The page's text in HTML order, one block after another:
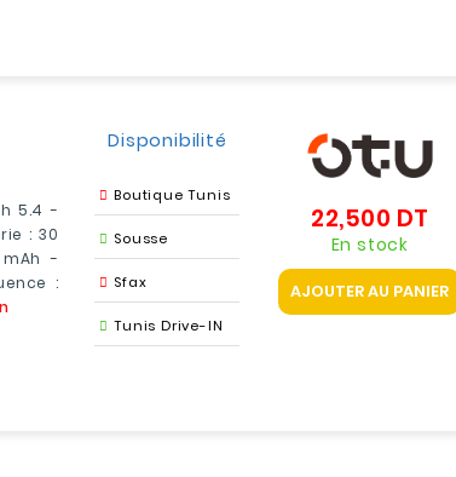
5.4 -
: 30
-
:
Disponibilité
Boutique Tunis
Sousse
Sfax
Tunis Drive-IN
22,500 DT
En stock
AJOUTER AU PANIER